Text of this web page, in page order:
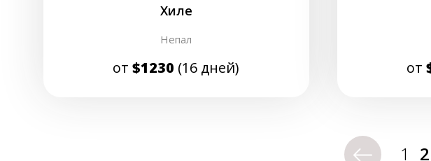
Хиле
Непал
от$1230 (16 дней) от
1 2